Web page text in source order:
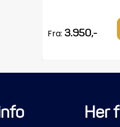
Fra: 3.950,-
Her